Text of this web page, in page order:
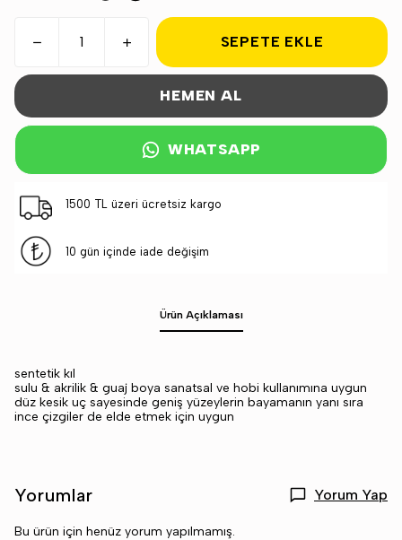
SEPETE EKLE
HEMEN AL
WHATSAPP
1500 TL üzeri ücretsiz kargo
10 gün içinde iade değişim
Ürün Açıklaması
sentetik kıl
sulu & akrilik & guaj boya sanatsal ve hobi kullanımına uygun
düz kesik uç sayesinde geniş yüzeylerin bayamanın yanı sıra
ince çizgiler de elde etmek için uygun
Yorumlar Yorum Yap
Bu ürün için henüz yorum yapılmamış.